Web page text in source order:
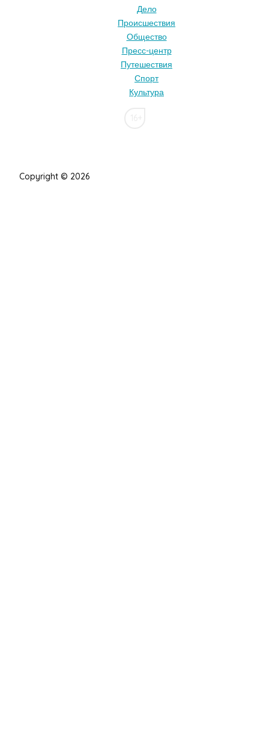
Дело
Происшествия
Общество
Пресс-центр
Путешествия
Спорт
Культура
Copyright © 2026